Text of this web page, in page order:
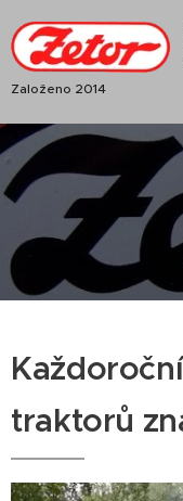
Založeno 2014
traktorů